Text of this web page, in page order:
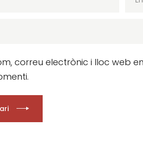
correu electrònic i lloc web